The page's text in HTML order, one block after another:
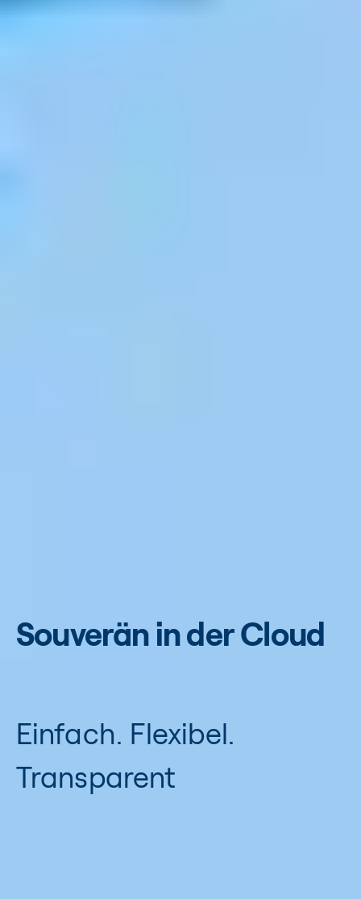
Souverän in der Cloud
Einfach. Flexibel.
Transparent